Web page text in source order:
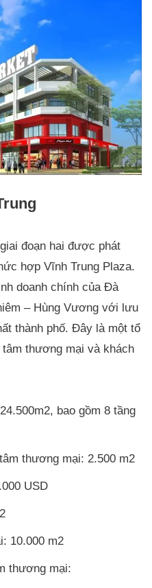
đoạn hai được phát
hợp Vĩnh Trung Plaza.
doanh chính của Đà
– Hùng Vương với lưu
thành phố. Đây là một tổ
thương mại và khách
bao gồm 8 tầng
thương mại: 2.500 m2
USD
10.000 m2
thương mại: